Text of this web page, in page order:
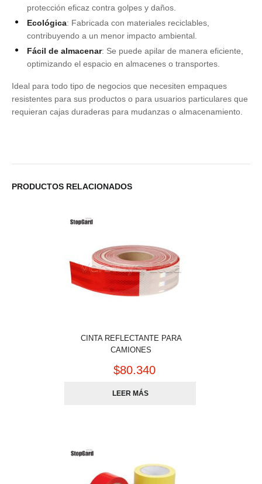
protección eficaz contra golpes y daños.
Ecológica: Fabricada con materiales reciclables,
contribuyendo a un menor impacto ambiental.
Fácil de almacenar: Se puede apilar de manera eficiente,
optimizando el espacio en almacenes o transportes.
Ideal para todo tipo de negocios que necesiten empaques
resistentes para sus productos o para usuarios particulares que
requieran cajas duraderas para mudanzas o almacenamiento.
PRODUCTOS RELACIONADOS
CINTA REFLECTANTE PARA
CAMIONES
$80.340
LEER MÁS